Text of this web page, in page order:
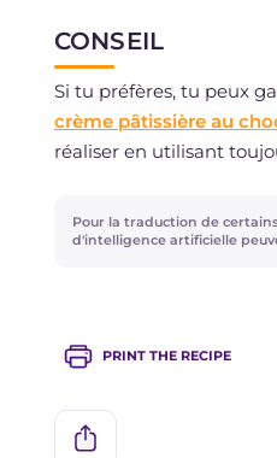
CONSEIL
Si tu préfères, tu peux
crème pâtissière au
réaliser en utilisant
Pour la traduction de
d'intelligence artificielle
PRINT THE RECIPE